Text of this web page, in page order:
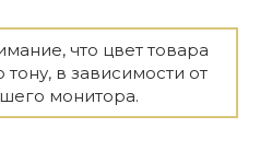
что цвет товара
тону, в зависимости от
монитора.